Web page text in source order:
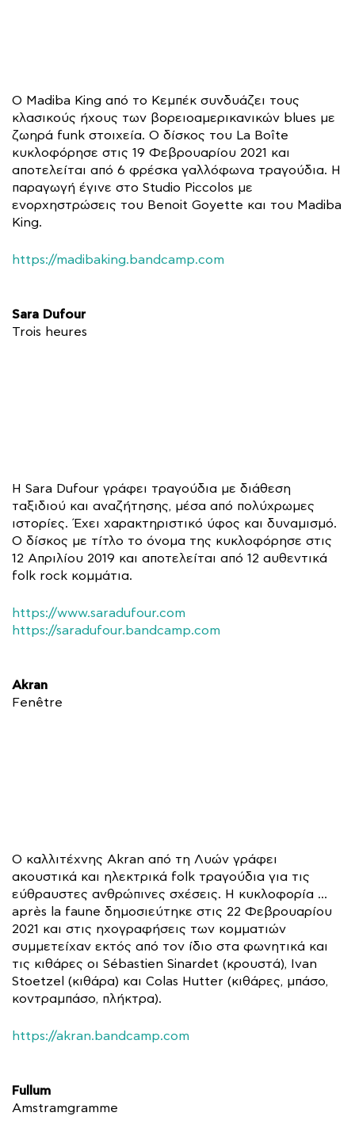
Ο Madiba King από το Κεμπέκ συνδυάζει τους
κλασικούς ήχους των βορειοαμερικανικών blues με
ζωηρά funk στοιχεία. Ο δίσκος του La Boîte
κυκλοφόρησε στις 19 Φεβρουαρίου 2021 και
αποτελείται από 6 φρέσκα γαλλόφωνα τραγούδια. Η
παραγωγή έγινε στο Studio Piccolos με
ενορχηστρώσεις του Benoit Goyette και του Madiba
King.
https://madibaking.bandcamp.com
Sara Dufour
Trois heures
Η Sara Dufour γράφει τραγούδια με διάθεση
ταξιδιού και αναζήτησης, μέσα από πολύχρωμες
ιστορίες. Έχει χαρακτηριστικό ύφος και δυναμισμό.
Ο δίσκος με τίτλο το όνομα της κυκλοφόρησε στις
12 Απριλίου 2019 και αποτελείται από 12 αυθεντικά
folk rock κομμάτια.
https://www.saradufour.com
https://saradufour.bandcamp.com
Akran
Fenêtre
Ο καλλιτέχνης Akran από τη Λυών γράφει
ακουστικά και ηλεκτρικά folk τραγούδια για τις
εύθραυστες ανθρώπινες σχέσεις. Η κυκλοφορία …
après la faune δημοσιεύτηκε στις 22 Φεβρουαρίου
2021 και στις ηχογραφήσεις των κομματιών
συμμετείχαν εκτός από τον ίδιο στα φωνητικά και
τις κιθάρες οι Sébastien Sinardet (κρουστά), Ivan
Stoetzel (κιθάρα) και Colas Hutter (κιθάρες, μπάσο,
κοντραμπάσο, πλήκτρα).
https://akran.bandcamp.com
Fullum
Amstramgramme